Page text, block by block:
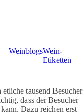
WeinblogsWein-
Etiketten
tausend Besucher
dass der Besucher
Dazu reichen erst